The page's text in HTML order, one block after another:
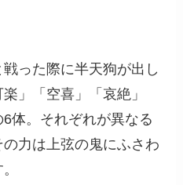
った際に半天狗が出し
」「空喜」「哀絶」
6体。それぞれが異なる
力は上弦の鬼にふさわ